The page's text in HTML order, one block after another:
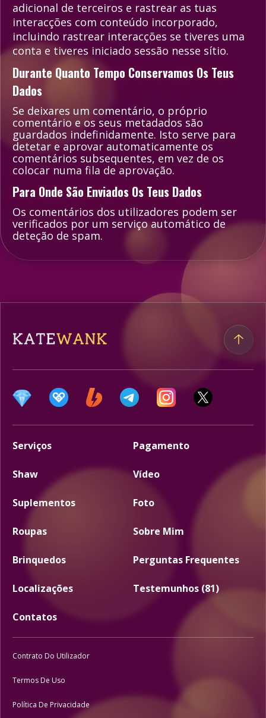
adicional de terceiros e rastrear as tuas
interacções com conteúdo incorporado,
incluindo rastrear interacções se tiveres uma
conta e tiveres iniciado sessão nesse sítio.
Durante Quanto Tempo Conservamos Os Teus
Dados
Se deixares um comentário, o próprio
comentário e os seus metadados são
guardados indefinidamente. Isto serve para
detetar e aprovar automaticamente os
comentários subsequentes, em vez de os
colocar numa fila de aprovação.
Para Onde São Enviados Os Teus Dados
Os comentários dos utilizadores podem ser
verificados por um serviço automático de
deteção de spam.
Serviços
Shaw
Suplementos
Pagamento
Vídeo
Foto
Roupas
Brinquedos
Localizações
Sobre Mim
Perguntas Frequentes
Testemunhos (81)
Contatos
Contrato Do Utilizador
Termos De Uso
Política De Privacidade